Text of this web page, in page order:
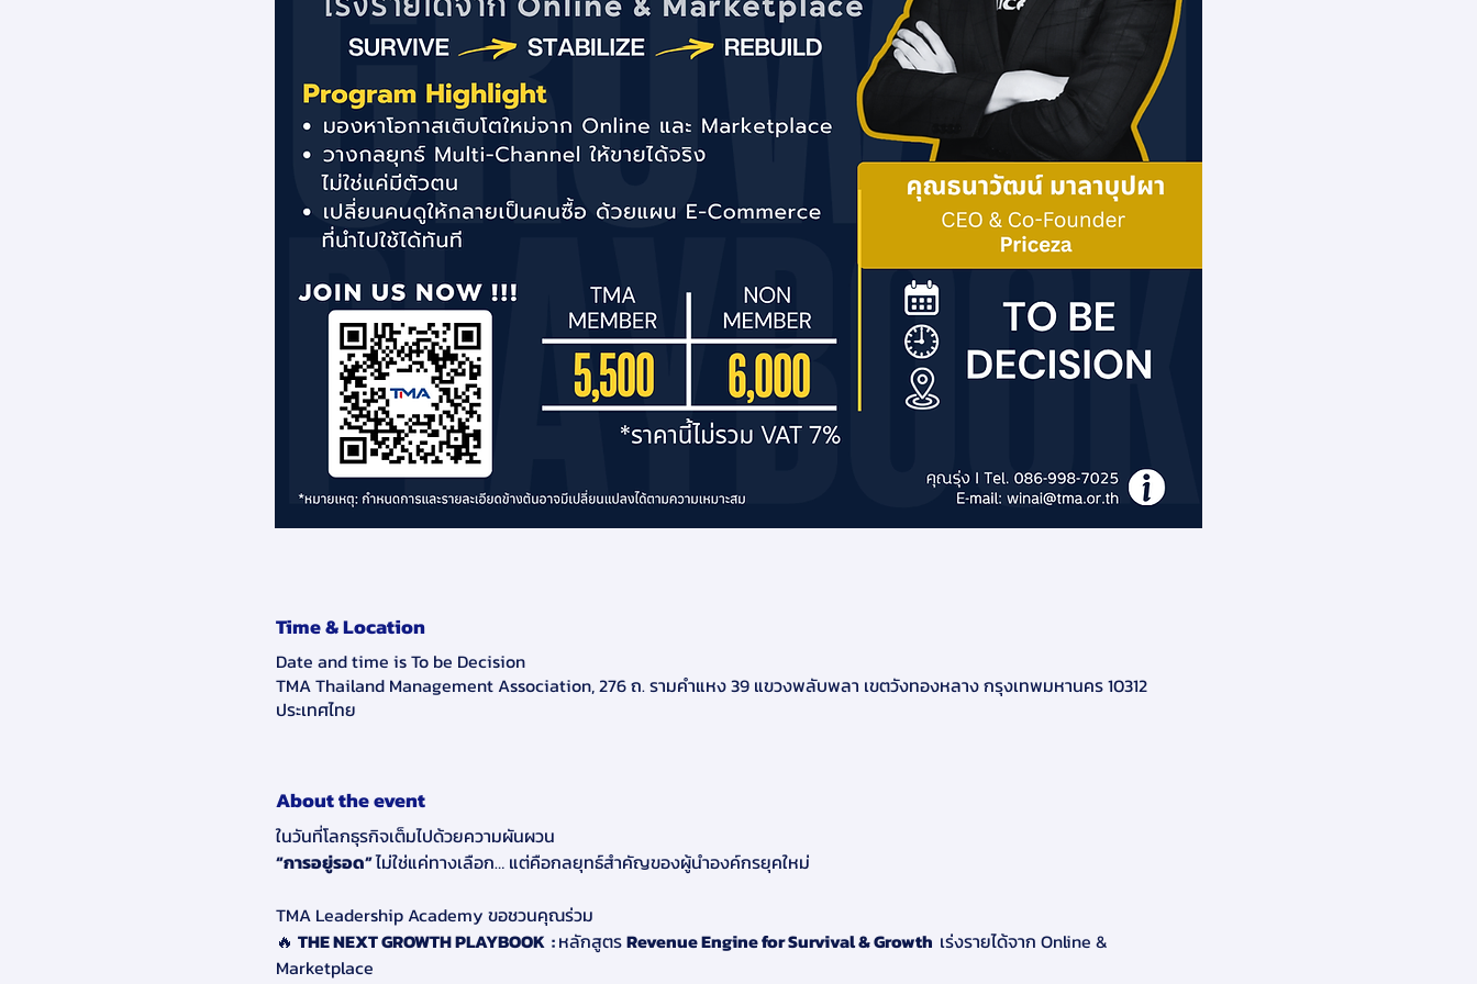
Time & Location
Date and time is To be Decision
TMA Thailand Management Association, 276 ถ. รามคำแหง 39 แขวงพลับพลา เขตวังทองหลาง กรุงเทพมหานคร 10312
ประเทศไทย
About the event
ในวันที่โลกธุรกิจเต็มไปด้วยความผันผวน
“การอยู่รอด” ไม่ใช่แค่ทางเลือก… แต่คือกลยุทธ์สำคัญของผู้นำองค์กรยุคใหม่
TMA Leadership Academy ขอชวนคุณร่วม
🔥 THE NEXT GROWTH PLAYBOOK  : หลักสูตร Revenue Engine for Survival & Growth เร่งรายได้จาก Online &
Marketplace